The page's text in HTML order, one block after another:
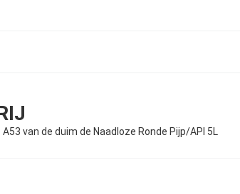
van de duim de Naadloze Ronde Pijp/API 5L